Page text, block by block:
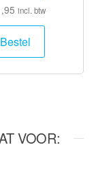
incl. btw
Bestel
VOOR: